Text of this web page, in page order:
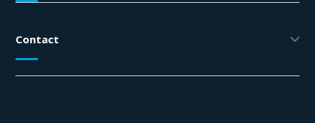
Contact